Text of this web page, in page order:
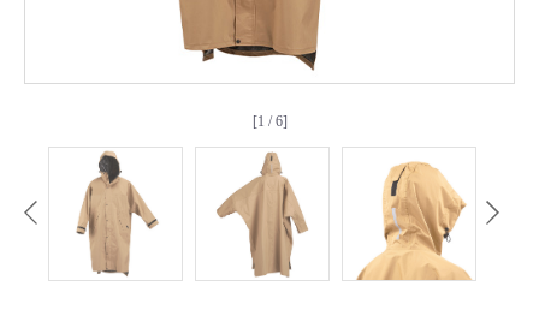
[1 /6]
前へ 次へ
よくあるご質問